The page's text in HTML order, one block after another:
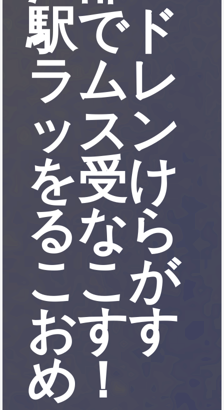
駅でド
ラムレ
ッスン
を受け
るなら
ここが
おすす
め！